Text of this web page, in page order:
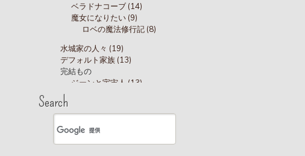
ベラドナコーブ (14)
魔女になりたい (9)
ロベの魔法修行記 (8)
水城家の人々 (19)
デフォルト家族 (13)
完結もの
ジーンと宇宙人 (13)
三世代目中心
十代 (18)
Search